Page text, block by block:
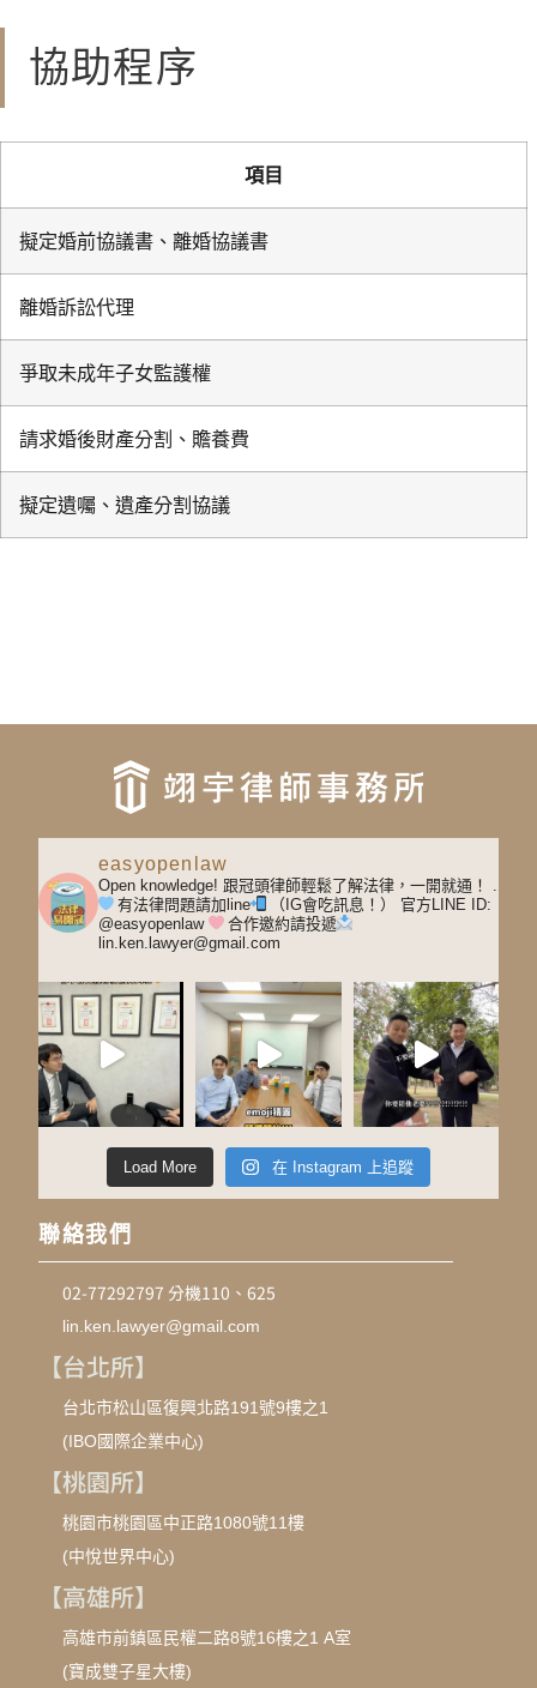
協助程序
項目
擬定婚前協議書、離婚協議書
離婚訴訟代理
爭取未成年子女監護權
請求婚後財產分割、贍養費
擬定遺囑、遺產分割協議
easyopenlaw
Open knowledge! 跟冠頭律師輕鬆了解法律，一開就通！
.
有法律問題請加line
（IG會吃訊息！）
官方LINE ID:
@easyopenlaw
合作邀約請投遞
lin.ken.lawyer@gmail.com
Load More 在 Instagram 上追蹤
聯絡我們
02-77292797 分機110、625
lin.ken.lawyer@gmail.com
【台北所】
台北市松山區復興北路191號9樓之1
(IBO國際企業中心)
【桃園所】
桃園市桃園區中正路1080號11樓
(中悅世界中心)
【高雄所】
高雄市前鎮區民權二路8號16樓之1 A室
(寶成雙子星大樓)